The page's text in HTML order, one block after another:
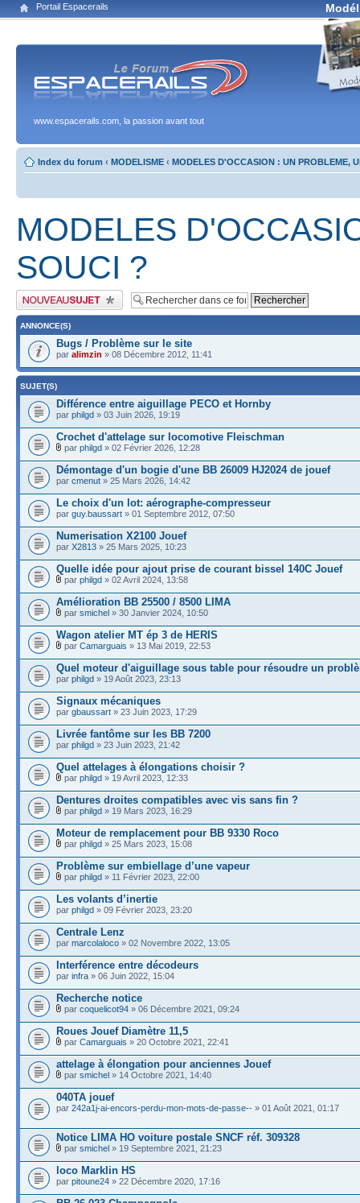
Portail Espacerails
www.espacerails.com, la passion avant tout
Index du forum ‹ MODELISME ‹ MODELES D'OCCASION : UN PROBLEME,
MODELES
SOUCI ?
Publier un nouveau sujet
ANNONCE(S)
Bugs / Problème sur le site
par alimzin » 08 Décembre 2012, 11:41
SUJET(S)
Différence entre aiguillage PECO et Hornby
par philgd » 03 Juin 2026, 19:19
Crochet d'attelage sur locomotive Fleischman
par philgd » 02 Février 2026, 12:28
Démontage d'un bogie d'une BB 26009 HJ2024 de jouef
par cmenut » 25 Mars 2026, 14:42
Le choix d'un lot: aérographe-compresseur
par guy.baussart » 01 Septembre 2012, 07:50
Numerisation X2100 Jouef
par X2813 » 25 Mars 2025, 10:23
Quelle idée pour ajout prise de courant bissel 140C Jouef
par philgd » 02 Avril 2024, 13:58
Amélioration BB 25500 / 8500 LIMA
par smichel » 30 Janvier 2024, 10:50
Wagon atelier MT ép 3 de HERIS
par Camarguais » 13 Mai 2019, 22:53
Quel moteur d'aiguillage sous table pour résoudre un
par philgd » 19 Août 2023, 23:13
Signaux mécaniques
par gbaussart » 23 Juin 2023, 17:29
Livrée fantôme sur les BB 7200
par philgd » 23 Juin 2023, 21:42
Quel attelages à élongations choisir ?
par philgd » 19 Avril 2023, 12:33
Dentures droites compatibles avec vis sans fin ?
par philgd » 19 Mars 2023, 16:29
Moteur de remplacement pour BB 9330 Roco
par philgd » 25 Mars 2023, 15:08
Problème sur embiellage d’une vapeur
par philgd » 11 Février 2023, 22:00
Les volants d’inertie
par philgd » 09 Février 2023, 23:20
Centrale Lenz
par marcolaloco » 02 Novembre 2022, 13:05
Interférence entre décodeurs
par infra » 06 Juin 2022, 15:04
Recherche notice
par coquelicot94 » 06 Décembre 2021, 09:24
Roues Jouef Diamètre 11,5
par Camarguais » 20 Octobre 2021, 22:41
attelage à élongation pour anciennes Jouef
par smichel » 14 Octobre 2021, 14:40
040TA jouef
par 242a1j-ai-encors-perdu-mon-mots-de-passe-- » 01 Août 2021, 01:17
Notice LIMA HO voiture postale SNCF réf. 309328
par smichel » 19 Septembre 2021, 21:23
loco Marklin HS
par pitoune24 » 22 Décembre 2020, 17:16